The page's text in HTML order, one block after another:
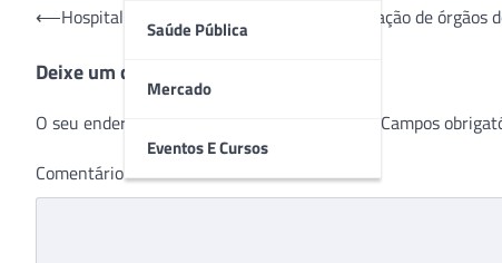
Saúde Pública
Mercado
Eventos E Cursos
Navegação
Post
⟵Hospital São Vicente realiza primeira captação de órgãos
Deixe um comentário
O seu endereço de e-mail não será publicado. Campos
Comentário*